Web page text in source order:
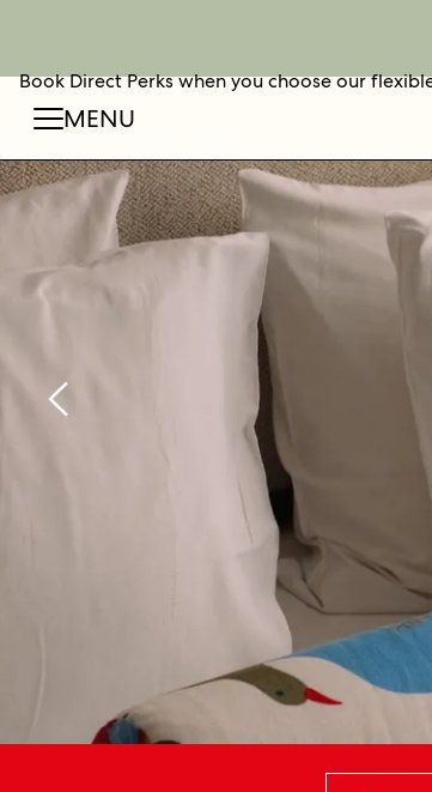
Book Direct Perks when you choose our
MENU